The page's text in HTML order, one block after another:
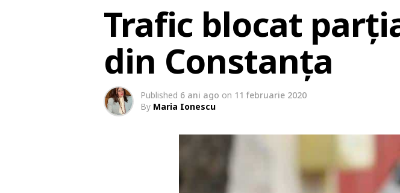
Trafic blocat
din Constanța
Published 6 ani ago on 11 februarie 2020
By Maria Ionescu